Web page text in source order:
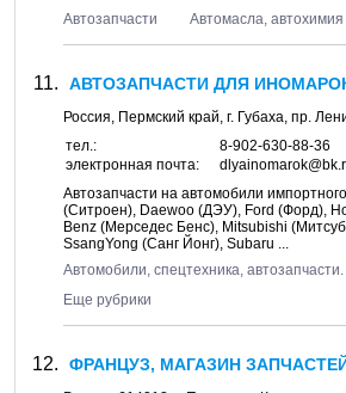
Автозапчасти
Автомасла, автохимия
АВТОЗАПЧАСТИ ДЛЯ
Россия, Пермский край, г. Губаха, пр.
тел.:
8-902-630-88-36
электронная почта:
Автозапчасти на автомобили
(Ситроен), Daewoo (ДЭУ), Ford (Форд),
Benz (Мерседес Бенс), Mitsubishi
SsangYong (Санг Йонг), Subaru ...
Автомобили, спецтехника,
Еще рубрики
ФРАНЦУЗ, МАГАЗИН ЗАПЧАСТЕЙ